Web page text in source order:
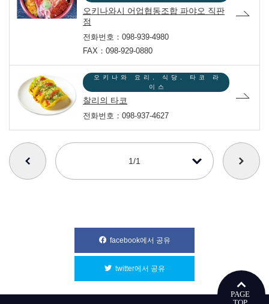
오키나와시 어업협동조합 파야오 직판
점
전화번호：098-939-4980
FAX：098-929-0880
오키나와 요리, 식당, 타코 라
이스
찰리의 타코
전화번호：098-937-4627
番号を選択すると自動的に選択された番号のページへリンクします
1/1
facebook에서 공유
twitter에서 공유 別ウィンドウで開きます